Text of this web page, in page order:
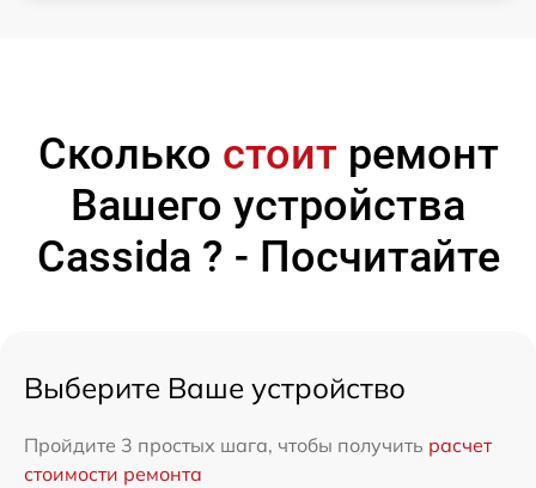
Сколько стоитремонт
Вашего устройства
Cassida ? - Посчитайте
Выберите Ваше устройство
Пройдите 3 простых шага, чтобы получить расчет
стоимости ремонта